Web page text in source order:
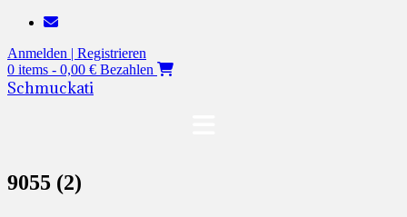
Zum
springen
Anmelden | Registrieren
0 items - 0,00 € Bezahlen
Schmuckati
9055 (2)